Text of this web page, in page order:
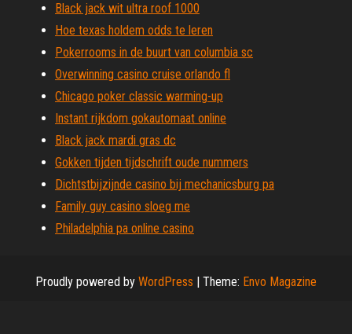
Black jack wit ultra roof 1000
Hoe texas holdem odds te leren
Pokerrooms in de buurt van columbia sc
Overwinning casino cruise orlando fl
Chicago poker classic warming-up
Instant rijkdom gokautomaat online
Black jack mardi gras dc
Gokken tijden tijdschrift oude nummers
Dichtstbijzijnde casino bij mechanicsburg pa
Family guy casino sloeg me
Philadelphia pa online casino
Proudly powered by WordPress | Theme: Envo Magazine